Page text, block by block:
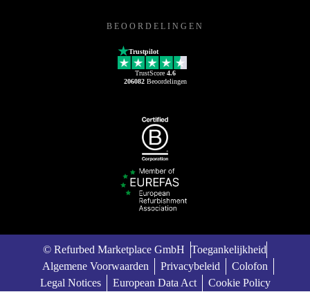
BEOORDELINGEN
Trustpilot
TrustScore 4.6
206082Beoordelingen
© Refurbed Marketplace GmbH Toegankelijkheid
Algemene Voorwaarden
Privacybeleid
Colofon
Legal Notices
European Data Act Cookie Policy